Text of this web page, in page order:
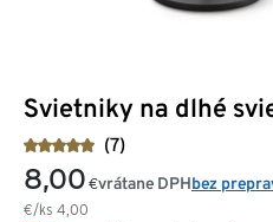
Svietniky na dlhé
(7)
8,00 €
€/ks 4,00
vrátane DPHbez